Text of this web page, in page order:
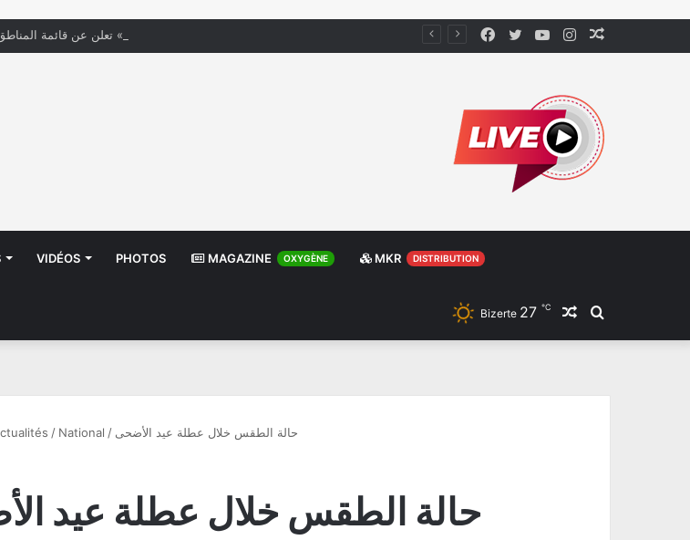
« الستاغ » تعلن عن قائمة Instagram
YouTube
Twitter
Facebook
VIDÉOS PHOTOS MAGAZINE OXYGÈNE MKR DISTRIBUTION
Rechercher
Article
Bizerte 27 ℃
/ National / حالة الطقس خلال عطلة عيد الأضحى
حالة الطقس خلال عطلة عيد